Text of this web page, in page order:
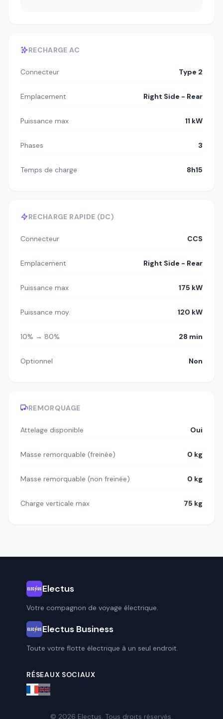
RECHARGE AC
Connecteur Type 2
Emplacement Right Side - Rear
Puissance max 11 kW
Phases 3
Temps de charge 8h15
RECHARGE RAPIDE (DC)
Connecteur CCS
Emplacement Right Side - Rear
Puissance max 175 kW
Puissance moy. 120 kW
10% → 80% 28 min
Optionnel Non
REMORQUAGE
Attelage disponible Oui
Masse remorquable (freinée) 0 kg
Masse remorquable (non freinée) 0 kg
Charge verticale max 75 kg
Electus
Votre compagnon de voyage électrique.
Electus Business
Toute votre flotte électrique à un seul endroit.
RÉSEAUX SOCIAUX
© 2026 Electus. Tous droits réservés.